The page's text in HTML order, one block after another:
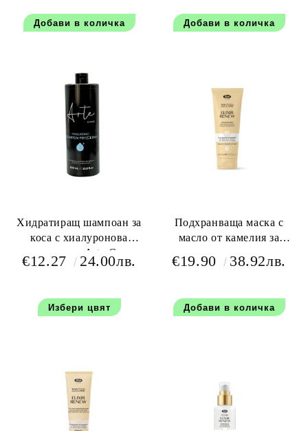
мл
Хидратиращ шампоан за
коса с хиалуронова
киселина - Arte Care
Hyaluronic Hair Shampoo
€12.27 24.00лв.
Избери цвят
Подхранваща маска с
масло от камелия за
коси - Lisap Top Care Elixir
€19.90 38.92лв.